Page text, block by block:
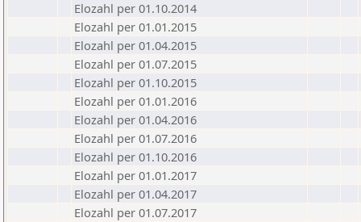
Elozahl per 01.10.2014
Elozahl per 01.01.2015
Elozahl per 01.04.2015
Elozahl per 01.07.2015
Elozahl per 01.10.2015
Elozahl per 01.01.2016
Elozahl per 01.04.2016
Elozahl per 01.07.2016
Elozahl per 01.10.2016
Elozahl per 01.01.2017
Elozahl per 01.04.2017
Elozahl per 01.07.2017